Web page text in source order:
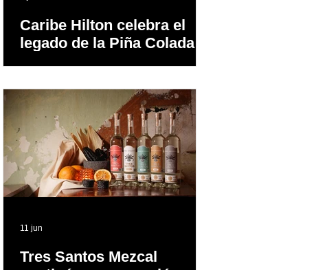
Caribe Hilton celebra el
legado de la Piña Colada,
Tres Santos Mezcal
11 jun